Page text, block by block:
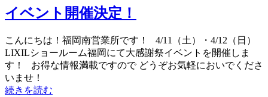
イベント開催決定！
こんにちは！福岡南営業所です！ 4/11（土）・4/12（日）
LIXILショールーム福岡にて大感謝祭イベントを開催しま
す！ お得な情報満載ですので どうぞお気軽においでくださ
いませ！
続きを読む